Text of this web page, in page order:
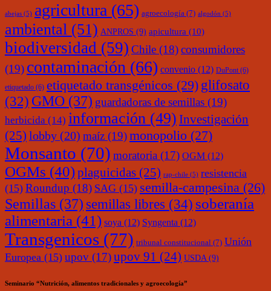
abejas (5) agricultura (65) agroecología (7) algodón (5)
ambiental (51) ANPROS (9) apicultura (10)
biodiversidad (59) Chile (18)consumidores
(19) contaminación (66) convenio (12) DuPont (6)
etiquetado (6) etiquetado transgénicos (29) glifosato
(32) GMO (37) guardadoras de semillas (19)
herbicida (14) información (49) Investigación
(25) lobby (20) maíz (19)monopolio (27)
Monsanto (70) moratoria (17) OGM (12)
OGMs (40)plaguicidas (25) rap-chile (5) resistencia
(15) Roundup (18) SAG (15) semilla-campesina (26)
Semillas (37) semillas libres (34) soberanía
alimentaria (41) soya (12) Syngenta (12)
Transgenicos (77) tribunal constitucional (7) Unión
Europea (15) upov (17)upov 91 (24) USDA (9)
Seminario “Nutrición, alimentos tradicionales y agroecología”